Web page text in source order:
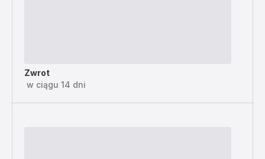
Zwrot
w ciągu 14 dni